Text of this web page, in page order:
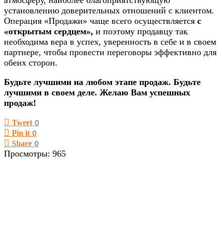
установлению доверительных отношений с клиентом.
Операция «Продажи» чаще всего осуществляется с
«открытым сердцем», и поэтому продавцу так
необходима вера в успех, уверенность в себе и в своем
партнере, чтобы провести переговоры эффективно для
обеих сторон.
Будьте лучшими на любом этапе продаж. Будьте
лучшими в своем деле. Желаю Вам успешных
продаж!
Tweet 0
Pin it 0
Share 0
Просмотры: 965